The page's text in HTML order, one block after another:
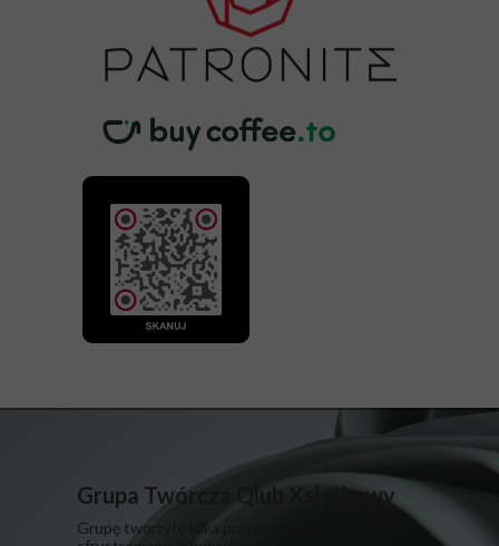
Grupa Twórcza Qlub Xsiążkowy
Grupę tworzyło kilka przypadkowo dobranych,